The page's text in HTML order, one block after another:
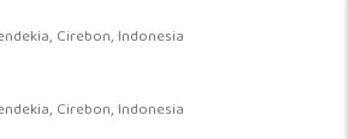
Cirebon, Indonesia
Cirebon, Indonesia